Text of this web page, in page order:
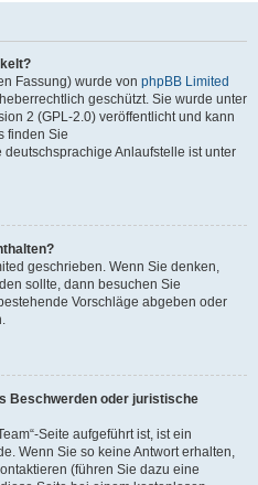
Fassung) wurde von phpBB Limited
geschützt. Sie wurde unter
2 (GPL-2.0) veröffentlicht und kann
finden Sie
deutschsprachige Anlaufstelle ist unter
geschrieben. Wenn Sie denken,
sollte, dann besuchen Sie
Vorschläge abgeben oder
Beschwerden oder juristische
Seite aufgeführt ist, ist ein
Wenn Sie so keine Antwort erhalten,
(führen Sie dazu eine